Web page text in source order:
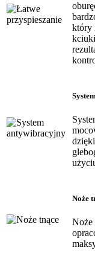
który
Noże
Noże